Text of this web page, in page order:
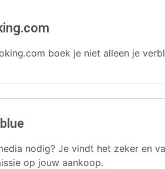
boek je niet alleen je
nodig? Je vindt het zeker en
op jouw aankoop.